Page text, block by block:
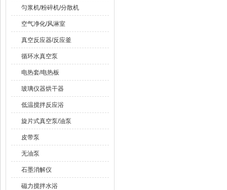
匀浆机/粉碎机/分散机
空气净化/风淋室
真空反应器/反应釜
循环水真空泵
电热套/电热板
玻璃仪器烘干器
低温搅拌反应浴
旋片式真空泵/油泵
皮带泵
无油泵
石墨消解仪
磁力搅拌水浴